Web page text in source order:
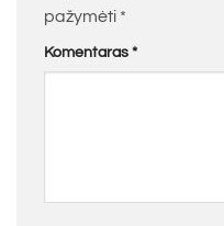
pažymėti *
Komentaras *